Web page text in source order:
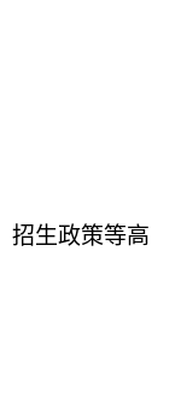
招生政策等高